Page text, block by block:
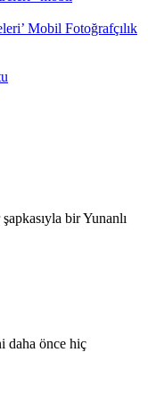
Mobil Fotoğrafçılık
bir Yunanlı
daha önce hiç